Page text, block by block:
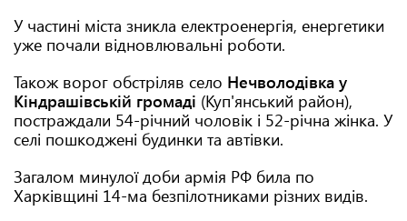
У частині міста зникла електроенергія, енергетики
уже почали відновлювальні роботи.
Також ворог обстріляв село Нечволодівка у
Кіндрашівській громаді (Куп'янський район),
постраждали 54-річний чоловік і 52-річна жінка. У
селі пошкоджені будинки та автівки.
Загалом минулої доби армія РФ била по
Харківщині 14-ма безпілотниками різних видів.